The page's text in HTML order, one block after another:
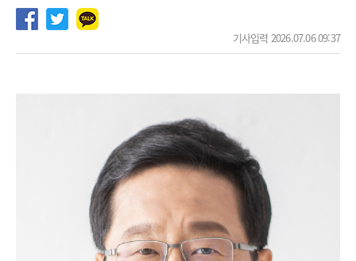
기사입력 2026.07.06 09:37